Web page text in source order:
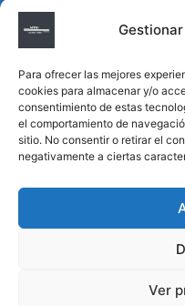
Para ofrecer las mejores
cookies para almacenar y/o
consentimiento de estas
el comportamiento de
sitio. No consentir o retirar el
negativamente a ciertas
Ver
Directivas Médicas
requisitos, registro y
Sumar vida a los
envejecimiento
Determinación de la